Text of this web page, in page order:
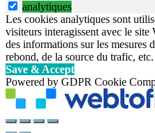
analytiques
Les cookies analytiques sont
visiteurs interagissent avec le
des informations sur les mesures
rebond, de la source du trafic, etc.
Save & Accept
Powered by GDPR Cookie